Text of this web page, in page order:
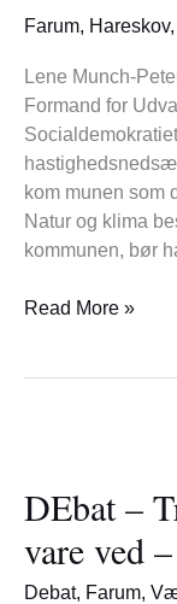
Farum, Hareskov,
Lene Munch-
Formand for
kom munen som
Natur og klima
kommunen, bør
Read More »
DEbat –
vare ved
Debat, Farum,
Trafikstøjen
skal
ikke
vare